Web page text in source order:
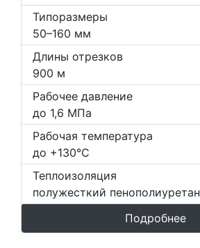
Типоразмеры
50–160 мм
Длины отрезков
900 м
Рабочее давление
до 1,6 МПа
Рабочая температура
до +130°С
Теплоизоляция
полужесткий пенополиуретан
Подробнее